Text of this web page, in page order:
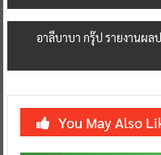
navigation
อาลีบาบา กรุ๊ป รายงานผ
You May Also